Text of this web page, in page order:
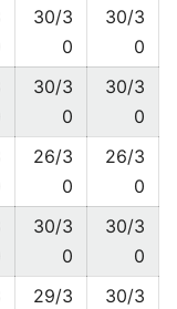
30/3
0
30/3
0
30/3
0
30/3
0
26/3
0
26/3
0
30/3
0
30/3
0
29/3
30/3